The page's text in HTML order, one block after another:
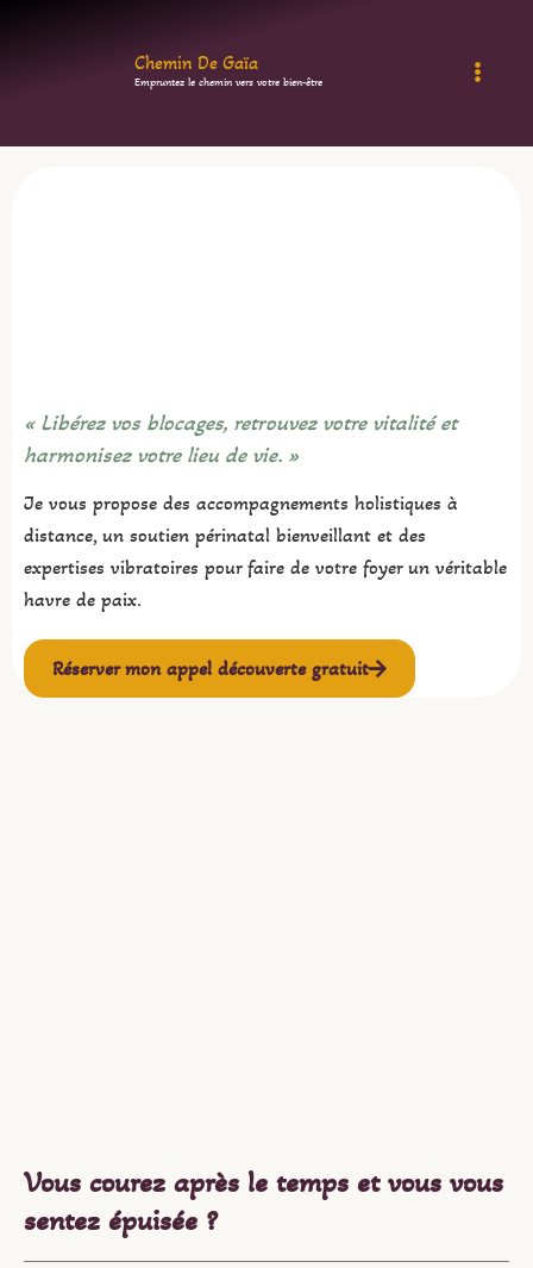
Chemin De Gaïa
Empruntez le chemin vers votre bien-être
« Libérez vos blocages, retrouvez votre vitalité et
harmonisez votre lieu de vie. »
Je vous propose des accompagnements holistiques à
distance, un soutien périnatal bienveillant et des
expertises vibratoires pour faire de votre foyer un véritable
havre de paix.
Réserver mon appel découverte gratuit
Vous courez après le temps et vous vous
sentez épuisée ?